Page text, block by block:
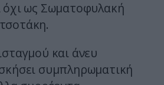
όχι ως Σωματοφυλακή
και άνευ
συμπληρωματική